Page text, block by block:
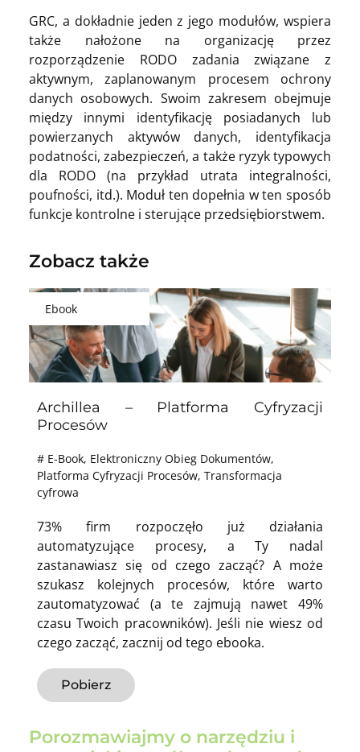
GRC, a dokładnie jeden z jego modułów, wspiera
także nałożone na organizację przez
rozporządzenie RODO zadania związane z
aktywnym, zaplanowanym procesem ochrony
danych osobowych. Swoim zakresem obejmuje
między innymi identyfikację posiadanych lub
powierzanych aktywów danych, identyfikacja
podatności, zabezpieczeń, a także ryzyk typowych
dla RODO (na przykład utrata integralności,
poufności, itd.). Moduł ten dopełnia w ten sposób
funkcje kontrolne i sterujące przedsiębiorstwem.
Zobacz także
Ebook
Archillea – Platforma Cyfryzacji
Procesów ​
# E-Book, Elektroniczny Obieg Dokumentów,
Platforma Cyfryzacji Procesów, Transformacja
cyfrowa
73% firm rozpoczęło już działania
automatyzujące procesy, a Ty nadal
zastanawiasz się od czego zacząć? A może
szukasz kolejnych procesów, które warto
zautomatyzować (a te zajmują nawet 49%
czasu Twoich pracowników). Jeśli nie wiesz od
czego zacząć, zacznij od tego ebooka.
Pobierz
Porozmawiajmy o narzędziu i